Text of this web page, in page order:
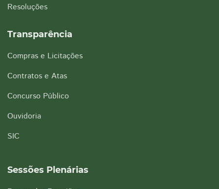
Resoluções
Transparência
Compras e Licitações
Contratos e Atas
Concurso Público
Ouvidoria
SIC
Sessões Plenárias